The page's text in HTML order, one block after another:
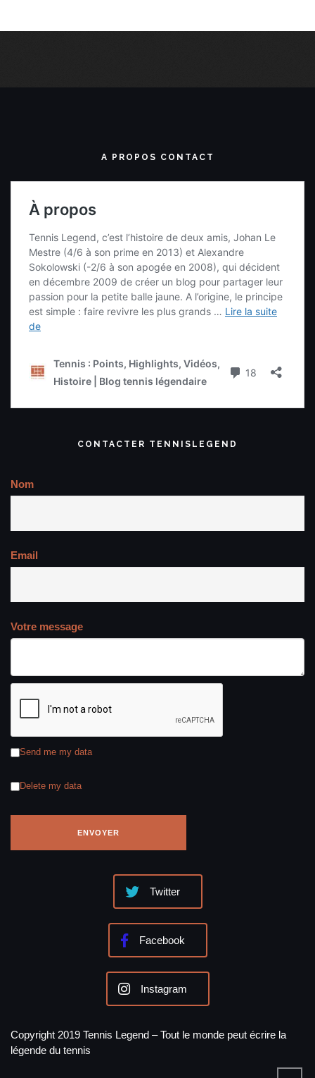
A PROPOS CONTACT
CONTACTER TENNISLEGEND
Nom
Email
Votre message
Send me my data
Delete my data
Twitter
Facebook
Instagram
Copyright 2019 Tennis Legend – Tout le monde peut écrire la
légende du tennis